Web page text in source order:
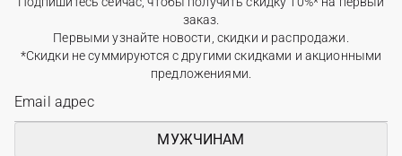
заказ.
Первыми узнайте новости, скидки и распродажи.
*Скидки не суммируются с другими скидками и акционными
предложениями.
МУЖЧИНАМ